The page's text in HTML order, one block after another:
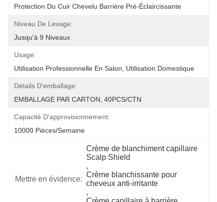
Protection Du Cuir Chevelu Barrière Pré-Éclaircissante
Niveau De Levage:
Jusqu'à 9 Niveaux
Usage:
Utilisation Professionnelle En Salon, Utilisation Domestique
Détails D'emballage:
EMBALLAGE PAR CARTON, 40PCS/CTN
Capacité D'approvisionnement:
10000 Pièces/semaine
Mettre en évidence:
Crème de blanchiment capillaire
Scalp Shield
,
Crème blanchissante pour
cheveux anti-irritante
,